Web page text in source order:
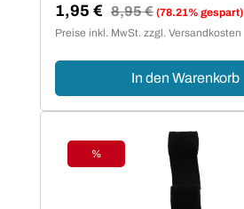
Verkaufspreis:
1,95 € Regulärer Preis:
8,95 € (78.21% gespart)
Preise inkl. MwSt. zzgl. Versandkosten
In den Warenkorb
Rabatt
%